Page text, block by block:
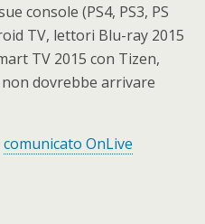
console (PS4, PS3, PS
TV, lettori Blu-ray 2015
TV 2015 con Tizen,
dovrebbe arrivare
comunicato OnLive